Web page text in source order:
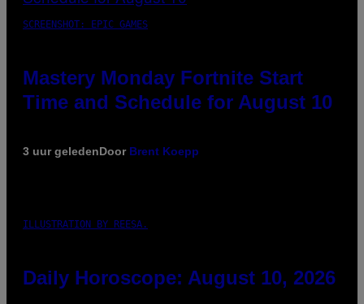
SCREENSHOT: EPIC GAMES
Mastery Monday Fortnite Start
Time and Schedule for August 10
3 uur geledenDoor Brent Koepp
ILLUSTRATION BY REESA.
Daily Horoscope: August 10, 2026